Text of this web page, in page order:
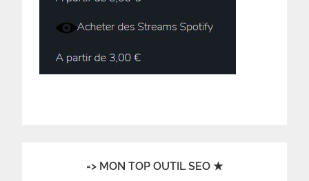
=> MON TOP OUTIL SEO ★